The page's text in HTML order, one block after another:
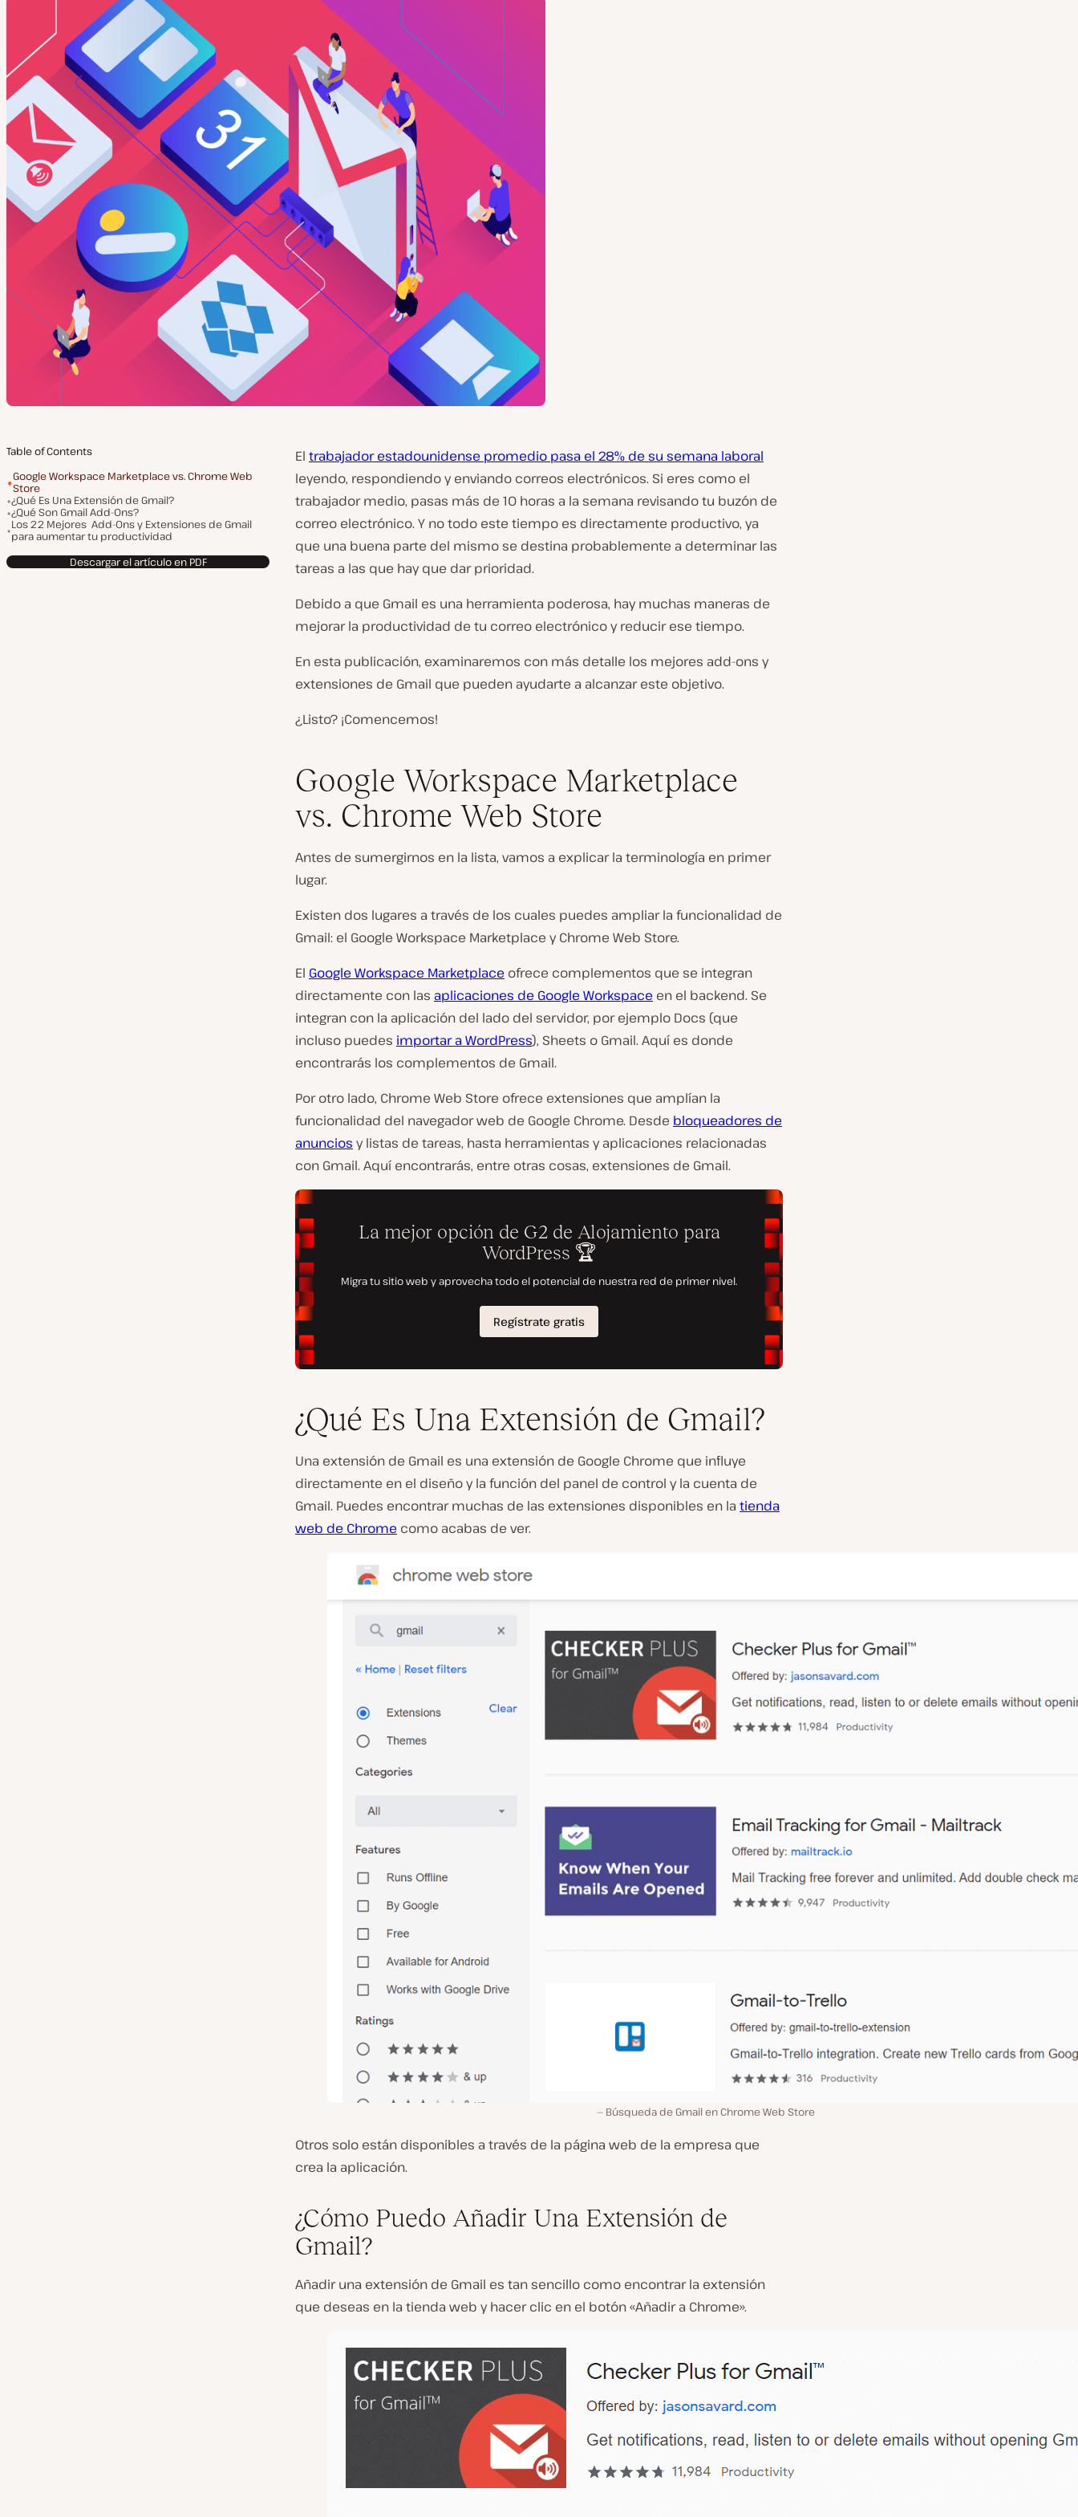
Table of Contents
Google Workspace Marketplace vs. Chrome Web
Store
¿Qué Es Una Extensión de Gmail?
¿Qué Son Gmail Add-Ons?
Los 22 Mejores Add-Ons y Extensiones de Gmail
para aumentar tu productividad
Descargar el artículo en PDF
El trabajador estadounidense promedio pasa el 28% de su semana laboral
leyendo, respondiendo y enviando correos electrónicos. Si eres como el
trabajador medio, pasas más de 10 horas a la semana revisando tu buzón de
correo electrónico. Y no todo este tiempo es directamente productivo, ya
que una buena parte del mismo se destina probablemente a determinar las
tareas a las que hay que dar prioridad.
Debido a que Gmail es una herramienta poderosa, hay muchas maneras de
mejorar la productividad de tu correo electrónico y reducir ese tiempo.
En esta publicación, examinaremos con más detalle los mejores add-ons y
extensiones de Gmail que pueden ayudarte a alcanzar este objetivo.
¿Listo? ¡Comencemos!
Google Workspace Marketplace
vs. Chrome Web Store
Antes de sumergirnos en la lista, vamos a explicar la terminología en primer
lugar.
Existen dos lugares a través de los cuales puedes ampliar la funcionalidad de
Gmail: el Google Workspace Marketplace y Chrome Web Store.
El Google Workspace Marketplace ofrece complementos que se integran
directamente con las aplicaciones de Google Workspace en el backend. Se
integran con la aplicación del lado del servidor, por ejemplo Docs (que
incluso puedes importar a WordPress), Sheets o Gmail. Aquí es donde
encontrarás los complementos de Gmail.
Por otro lado, Chrome Web Store ofrece extensiones que amplían la
funcionalidad del navegador web de Google Chrome. Desde bloqueadores de
anuncios y listas de tareas, hasta herramientas y aplicaciones relacionadas
con Gmail. Aquí encontrarás, entre otras cosas, extensiones de Gmail.
¿Qué Es Una Extensión de Gmail?
Una extensión de Gmail es una extensión de Google Chrome que influye
directamente en el diseño y la función del panel de control y la cuenta de
Gmail. Puedes encontrar muchas de las extensiones disponibles en la tienda
web de Chrome como acabas de ver.
Búsqueda de Gmail en Chrome Web Store
Otros solo están disponibles a través de la página web de la empresa que
crea la aplicación.
¿Cómo Puedo Añadir Una Extensión de
Gmail?
Añadir una extensión de Gmail es tan sencillo como encontrar la extensión
que deseas en la tienda web y hacer clic en el botón «Añadir a Chrome».